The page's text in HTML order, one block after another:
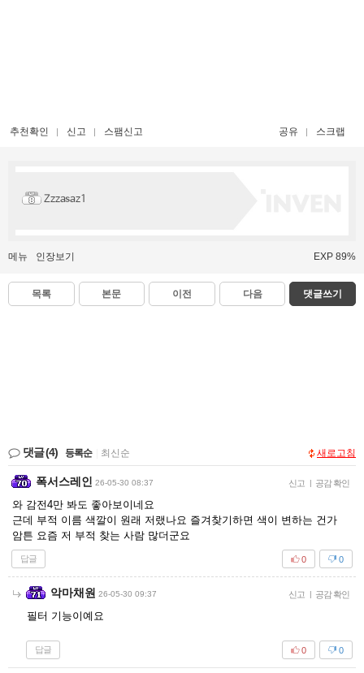
추천확인 신고 스팸신고 공유 스크랩
Zzzasaz1
메뉴 인장보기 EXP 89%
목록 본문 이전 다음 댓글쓰기
댓글(4) 등록순 최신순 새로고침
폭서스레인 26-05-30 08:37 신고 공감 확인
와 감전4만 봐도 좋아보이네요
근데 부적 이름 색깔이 원래 저랬나요 즐겨찾기하면 색이 변하는 건가
암튼 요즘 저 부적 찾는 사람 많더군요
답글 0
0
악마채원 26-05-30 09:37 신고 공감 확인
필터 기능이예요
답글 0
0